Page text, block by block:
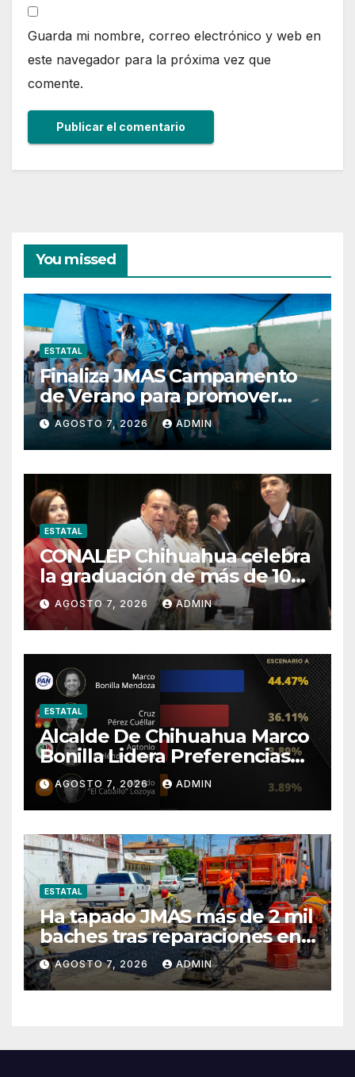
Guarda mi nombre, correo electrónico y web en
este navegador para la próxima vez que
comente.
You missed
ESTATAL
Finaliza JMAS Campamento
de Verano para promover
cuidado del agua.
AGOSTO 7, 2026 ADMIN
ESTATAL
CONALEP Chihuahua celebra
la graduación de más de 100
estudiantes del Plantel
Delicias
AGOSTO 7, 2026 ADMIN
ESTATAL
Alcalde De Chihuahua Marco
Bonilla Lidera Preferencias
Electorales De Acuerdo A
Encuestas
AGOSTO 7, 2026 ADMIN
ESTATAL
Ha tapado JMAS más de 2 mil
baches tras reparaciones en
la ciudad.
AGOSTO 7, 2026 ADMIN